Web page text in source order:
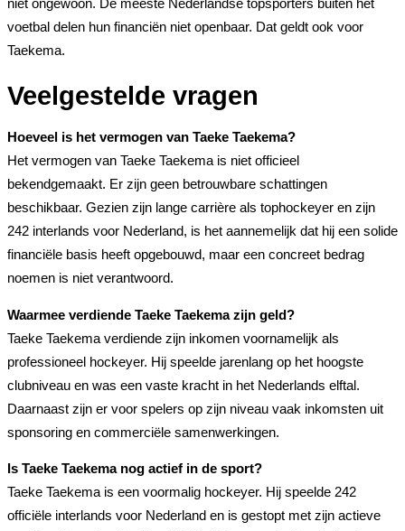
niet ongewoon. De meeste Nederlandse topsporters buiten het
voetbal delen hun financiën niet openbaar. Dat geldt ook voor
Taekema.
Veelgestelde vragen
Hoeveel is het vermogen van Taeke Taekema?
Het vermogen van Taeke Taekema is niet officieel
bekendgemaakt. Er zijn geen betrouwbare schattingen
beschikbaar. Gezien zijn lange carrière als tophockeyer en zijn
242 interlands voor Nederland, is het aannemelijk dat hij een solide
financiële basis heeft opgebouwd, maar een concreet bedrag
noemen is niet verantwoord.
Waarmee verdiende Taeke Taekema zijn geld?
Taeke Taekema verdiende zijn inkomen voornamelijk als
professioneel hockeyer. Hij speelde jarenlang op het hoogste
clubniveau en was een vaste kracht in het Nederlands elftal.
Daarnaast zijn er voor spelers op zijn niveau vaak inkomsten uit
sponsoring en commerciële samenwerkingen.
Is Taeke Taekema nog actief in de sport?
Taeke Taekema is een voormalig hockeyer. Hij speelde 242
officiële interlands voor Nederland en is gestopt met zijn actieve